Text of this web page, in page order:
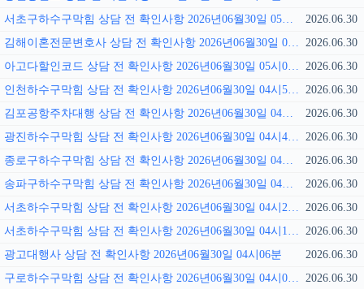
서초구하수구막힘 상담 전 확인사항 2026년06월30일 05시18분
2026.06.30
김해이혼전문변호사 상담 전 확인사항 2026년06월30일 05시09분 2026.06.30
아고다할인코드 상담 전 확인사항 2026년06월30일 05시02분 2026.06.30
인천하수구막힘 상담 전 확인사항 2026년06월30일 04시55분 2026.06.30
김포공항주차대행 상담 전 확인사항 2026년06월30일 04시50분
2026.06.30
광진하수구막힘 상담 전 확인사항 2026년06월30일 04시41분 2026.06.30
종로구하수구막힘 상담 전 확인사항 2026년06월30일 04시36분
2026.06.30
송파구하수구막힘 상담 전 확인사항 2026년06월30일 04시27분
2026.06.30
서초하수구막힘 상담 전 확인사항 2026년06월30일 04시22분 2026.06.30
서초하수구막힘 상담 전 확인사항 2026년06월30일 04시13분 2026.06.30
광고대행사 상담 전 확인사항 2026년06월30일 04시06분
2026.06.30
구로하수구막힘 상담 전 확인사항 2026년06월30일 04시01분 2026.06.30